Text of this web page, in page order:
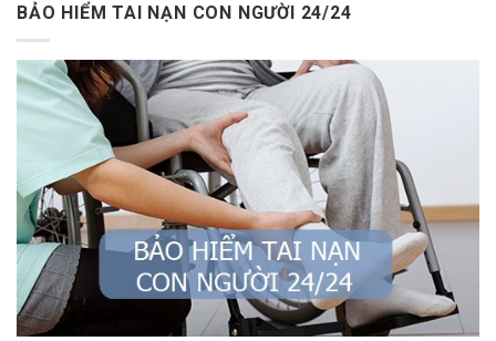
BẢO HIỂM TAI NẠN CON NGƯỜI 24/24